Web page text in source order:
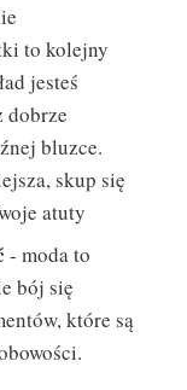
to kolejny
jesteś
dobrze
bluzce.
skup się
atuty
- moda to
bój się
które są